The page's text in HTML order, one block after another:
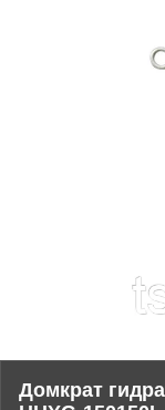
Домкрат